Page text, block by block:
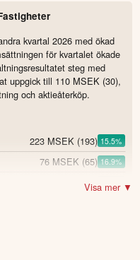
kvartal 2026 med ökad
för kvartalet ökade
steg med
uppgick till 110 MSEK (30),
och aktieåterköp.
223 MSEK(193) 15.5%
76 MSEK (65) 16.9%
(143)
Visa mer ▼